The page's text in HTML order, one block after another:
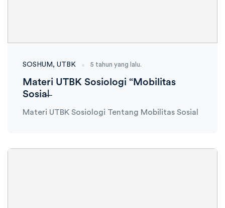
SOSHUM UTBK 5 tahun yang lalu.
Materi UTBK Sosiologi “Mobilitas
Sosial̶
Materi UTBK Sosiologi Tentang Mobilitas Sosial